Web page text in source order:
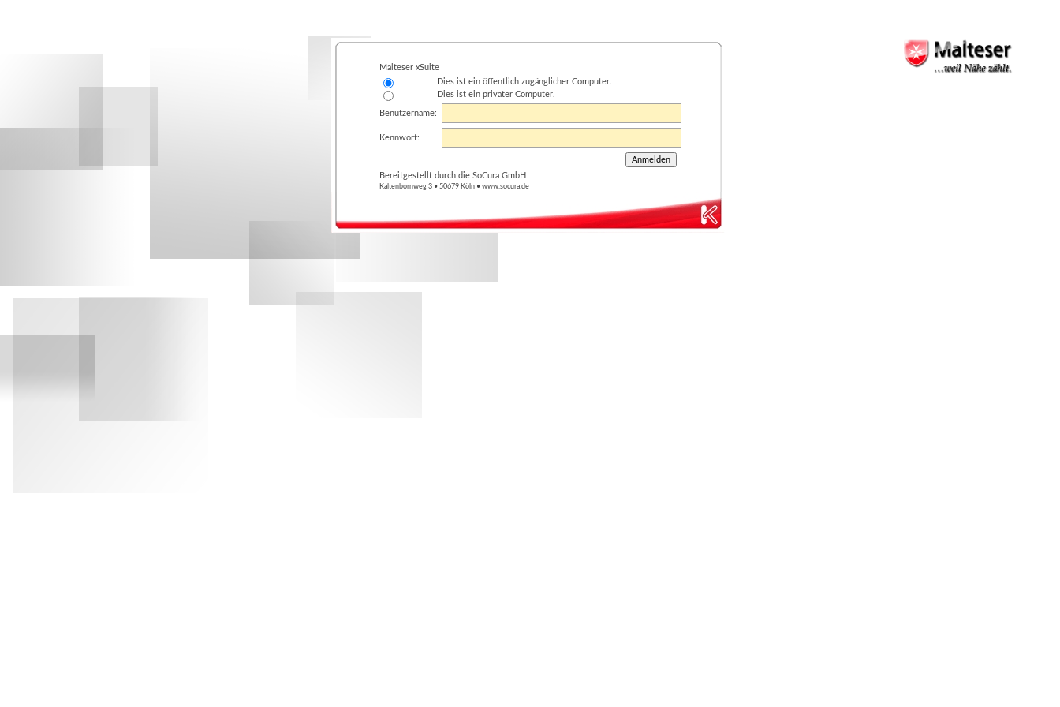
Malteser xSuite
Dies ist ein öffentlich zugänglicher Computer.
Dies ist ein privater Computer.
Benutzername:
Kennwort:
Bereitgestellt durch die SoCura GmbH
Kaltenbornweg 3 • 50679 Köln • www.socura.de